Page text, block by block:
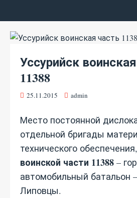
Уссурийск
11388
25.11.2015 admin
Место постоянной
отдельной бригады
технического
воинской части 11388 –
автомобильный батальон
Липовцы.